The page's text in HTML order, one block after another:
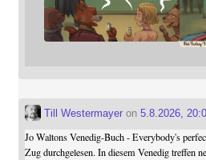
Till Westermayeron 5.8.2026,
Jo Waltons Venedig-Buch - Everybody's
Zug durchgelesen. In diesem Venedig treffen